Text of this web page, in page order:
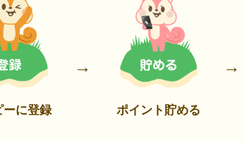
ーに登録 ポイント貯める